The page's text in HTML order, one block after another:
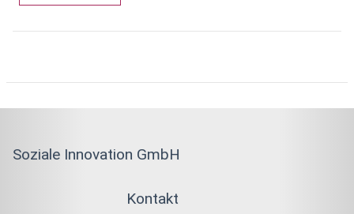
Soziale Innovation GmbH
Kontakt